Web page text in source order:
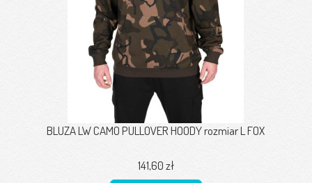
BLUZA LW CAMO PULLOVER HOODY rozmiar L FOX
141,60 zł